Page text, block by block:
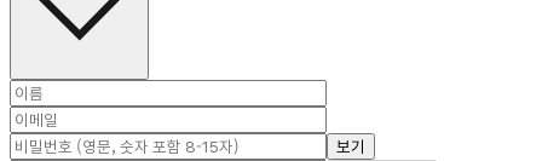
보기